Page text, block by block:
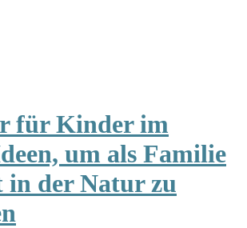
für Kinder im
um als Familie
in der Natur zu